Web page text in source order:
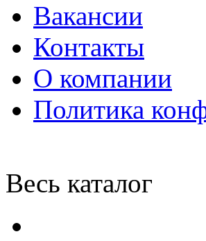
Вакансии
Контакты
О компании
Политика
Весь каталог